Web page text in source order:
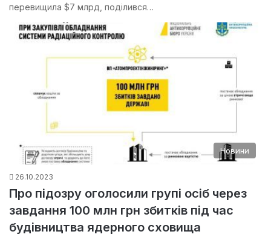
перевищила $7 млрд, поділився…
Новини
26.10.2023
Про підозру оголосили групі осіб через
завдання 100 млн грн збитків під час
будівництва ядерного сховища